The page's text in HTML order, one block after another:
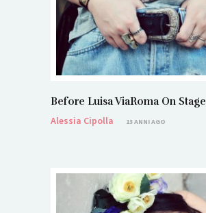
Before Luisa ViaRoma On Stage
Alessia Cipolla
13 ANNI AGO